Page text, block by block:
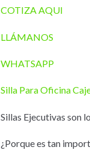
COTIZA AQUI
LLÁMANOS
WHATSAPP
Silla Para Oficina
Sillas Ejecutivas son
¿Porque es tan